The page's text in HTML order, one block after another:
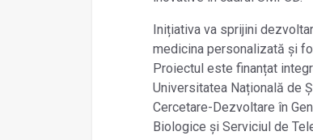
Inițiativa va sprijini
medicina personalizată și
Proiectul este finanțat
Universitatea Națională de
Cercetare-Dezvoltare în
Biologice și Serviciul de